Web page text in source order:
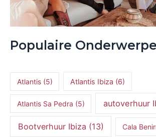
Populaire
Atlantis(5) Atlantis Ibiza (6)
Atlantis Sa Pedra (5) autoverhuur
Bootverhuur Ibiza (13) Cala